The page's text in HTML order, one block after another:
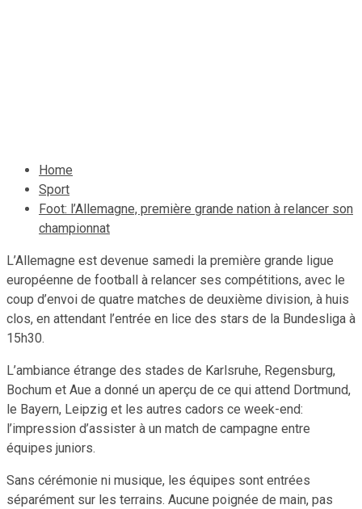
Home
Sport
Foot: l’Allemagne, première grande nation à relancer son
championnat
L’Allemagne est devenue samedi la première grande ligue
européenne de football à relancer ses compétitions, avec le
coup d’envoi de quatre matches de deuxième division, à huis
clos, en attendant l’entrée en lice des stars de la Bundesliga à
15h30.
L’ambiance étrange des stades de Karlsruhe, Regensburg,
Bochum et Aue a donné un aperçu de ce qui attend Dortmund,
le Bayern, Leipzig et les autres cadors ce week-end:
l’impression d’assister à un match de campagne entre
équipes juniors.
Sans cérémonie ni musique, les équipes sont entrées
séparément sur les terrains. Aucune poignée de main, pas